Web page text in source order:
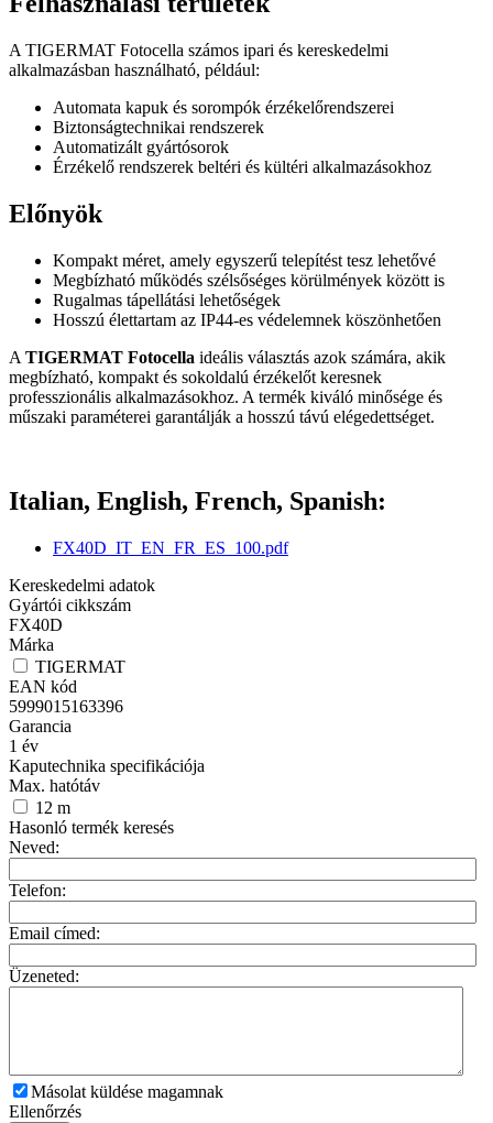
A TIGERMAT Fotocella számos ipari és kereskedelmi
alkalmazásban használható, például:
Automata kapuk és sorompók érzékelőrendszerei
Biztonságtechnikai rendszerek
Automatizált gyártósorok
Érzékelő rendszerek beltéri és kültéri alkalmazásokhoz
Előnyök
Kompakt méret, amely egyszerű telepítést tesz lehetővé
Megbízható működés szélsőséges körülmények között is
Rugalmas tápellátási lehetőségek
Hosszú élettartam az IP44-es védelemnek köszönhetően
A TIGERMAT Fotocella ideális választás azok számára, akik
megbízható, kompakt és sokoldalú érzékelőt keresnek
professzionális alkalmazásokhoz. A termék kiváló minősége és
műszaki paraméterei garantálják a hosszú távú elégedettséget.
Italian, English, French, Spanish:
FX40D_IT_EN_FR_ES_100.pdf
Kereskedelmi adatok
Gyártói cikkszám
FX40D
Márka
TIGERMAT
EAN kód
5999015163396
Garancia
1 év
Kaputechnika specifikációja
Max. hatótáv
12 m
Hasonló termék keresés
Neved:
Telefon:
Email címed:
Üzeneted:
Másolat küldése magamnak
Ellenőrzés